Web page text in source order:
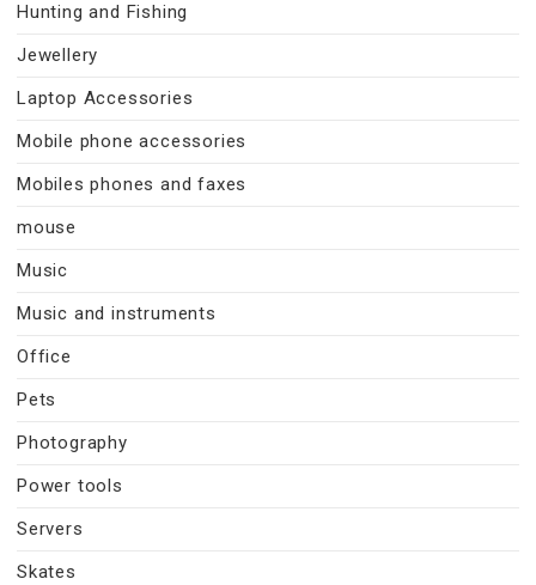
Hunting and Fishing
Jewellery
Laptop Accessories
Mobile phone accessories
Mobiles phones and faxes
mouse
Music
Music and instruments
Office
Pets
Photography
Power tools
Servers
Skates